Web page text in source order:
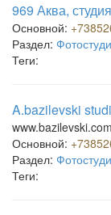
969 Аква,
Основной:
Раздел:
Теги:
A.bazilevski
www.bazilevski.com
Основной:
Раздел:
Теги: